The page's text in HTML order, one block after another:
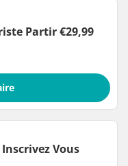
Partir €29,99
Vous